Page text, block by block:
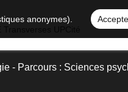
anonymes).
- Parcours : Sciences